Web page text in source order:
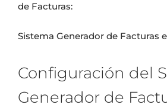
de Facturas:
Sistema Generador de Facturas
Configuración del
Generador de